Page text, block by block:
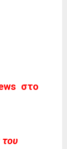
στο
του